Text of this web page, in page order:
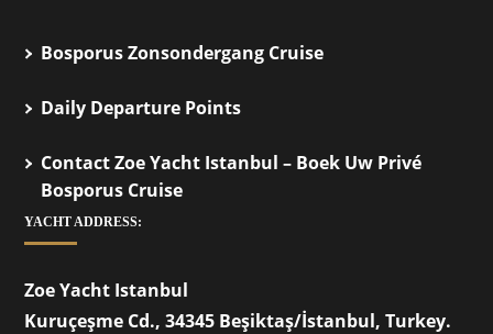
Bosporus Zonsondergang Cruise
Daily Departure Points
Contact Zoe Yacht Istanbul – Boek Uw Privé
Bosporus Cruise
YACHT ADDRESS:
Zoe Yacht Istanbul
Kuruçeşme Cd., 34345 Beşiktaş/İstanbul, Turkey.